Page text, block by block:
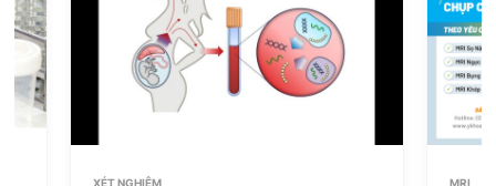
XÉT NGHIỆM MRI